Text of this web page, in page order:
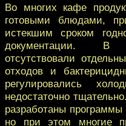
Во многих кафе
готовыми блюдами,
истекшим сроком
документации. В
отсутствовали
отходов и
регулировались
недостаточно
разработаны программы
но при этом многие